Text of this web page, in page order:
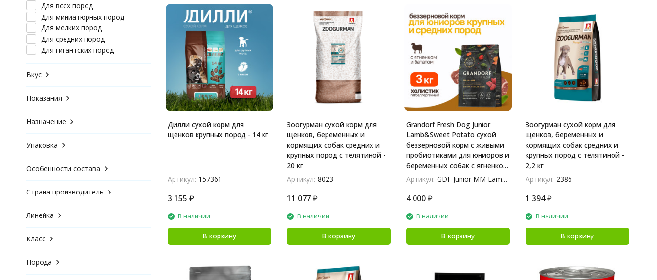
Дилли сухой корм для
щенков крупных пород - 14 кг
Артикул: 157361
3 155 ₽
В наличии
В корзину
Зоогурман сухой корм для
щенков, беременных и
кормящих собак средних и
крупных пород с телятиной -
20 кг
Артикул: 8023
11 077 ₽
В наличии
В корзину
Grandorf Fresh Dog Junior
Lamb&Sweet Potato сухой
беззерновой корм с живыми
пробиотиками для юниоров и
беременных собак с ягненком
и бататом - 3 кг
Артикул: GDF Junior MM Lamb 3
4 000 ₽
В наличии
В корзину
Зоогурман сухой корм для
щенков, беременных и
кормящих собак средних и
крупных пород с телятиной -
2,2 кг
Артикул: 2386
1 394 ₽
В наличии
В корзину
Для всех пород
Для миниатюрных пород
Для мелких пород
Для средних пород
Для гигантских пород
Вкус
Показания
Назначение
Упаковка
Особенности состава
Страна производитель
Линейка
Класс
Порода